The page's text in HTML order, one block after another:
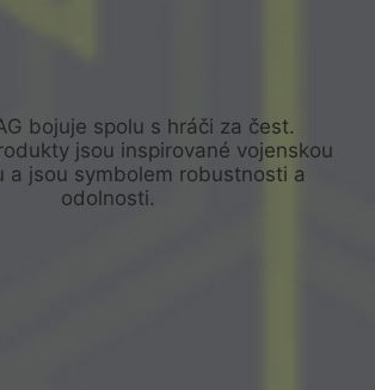
bojuje spolu s hráči za čest.
jsou inspirované vojenskou
a jsou symbolem robustnosti a
odolnosti.